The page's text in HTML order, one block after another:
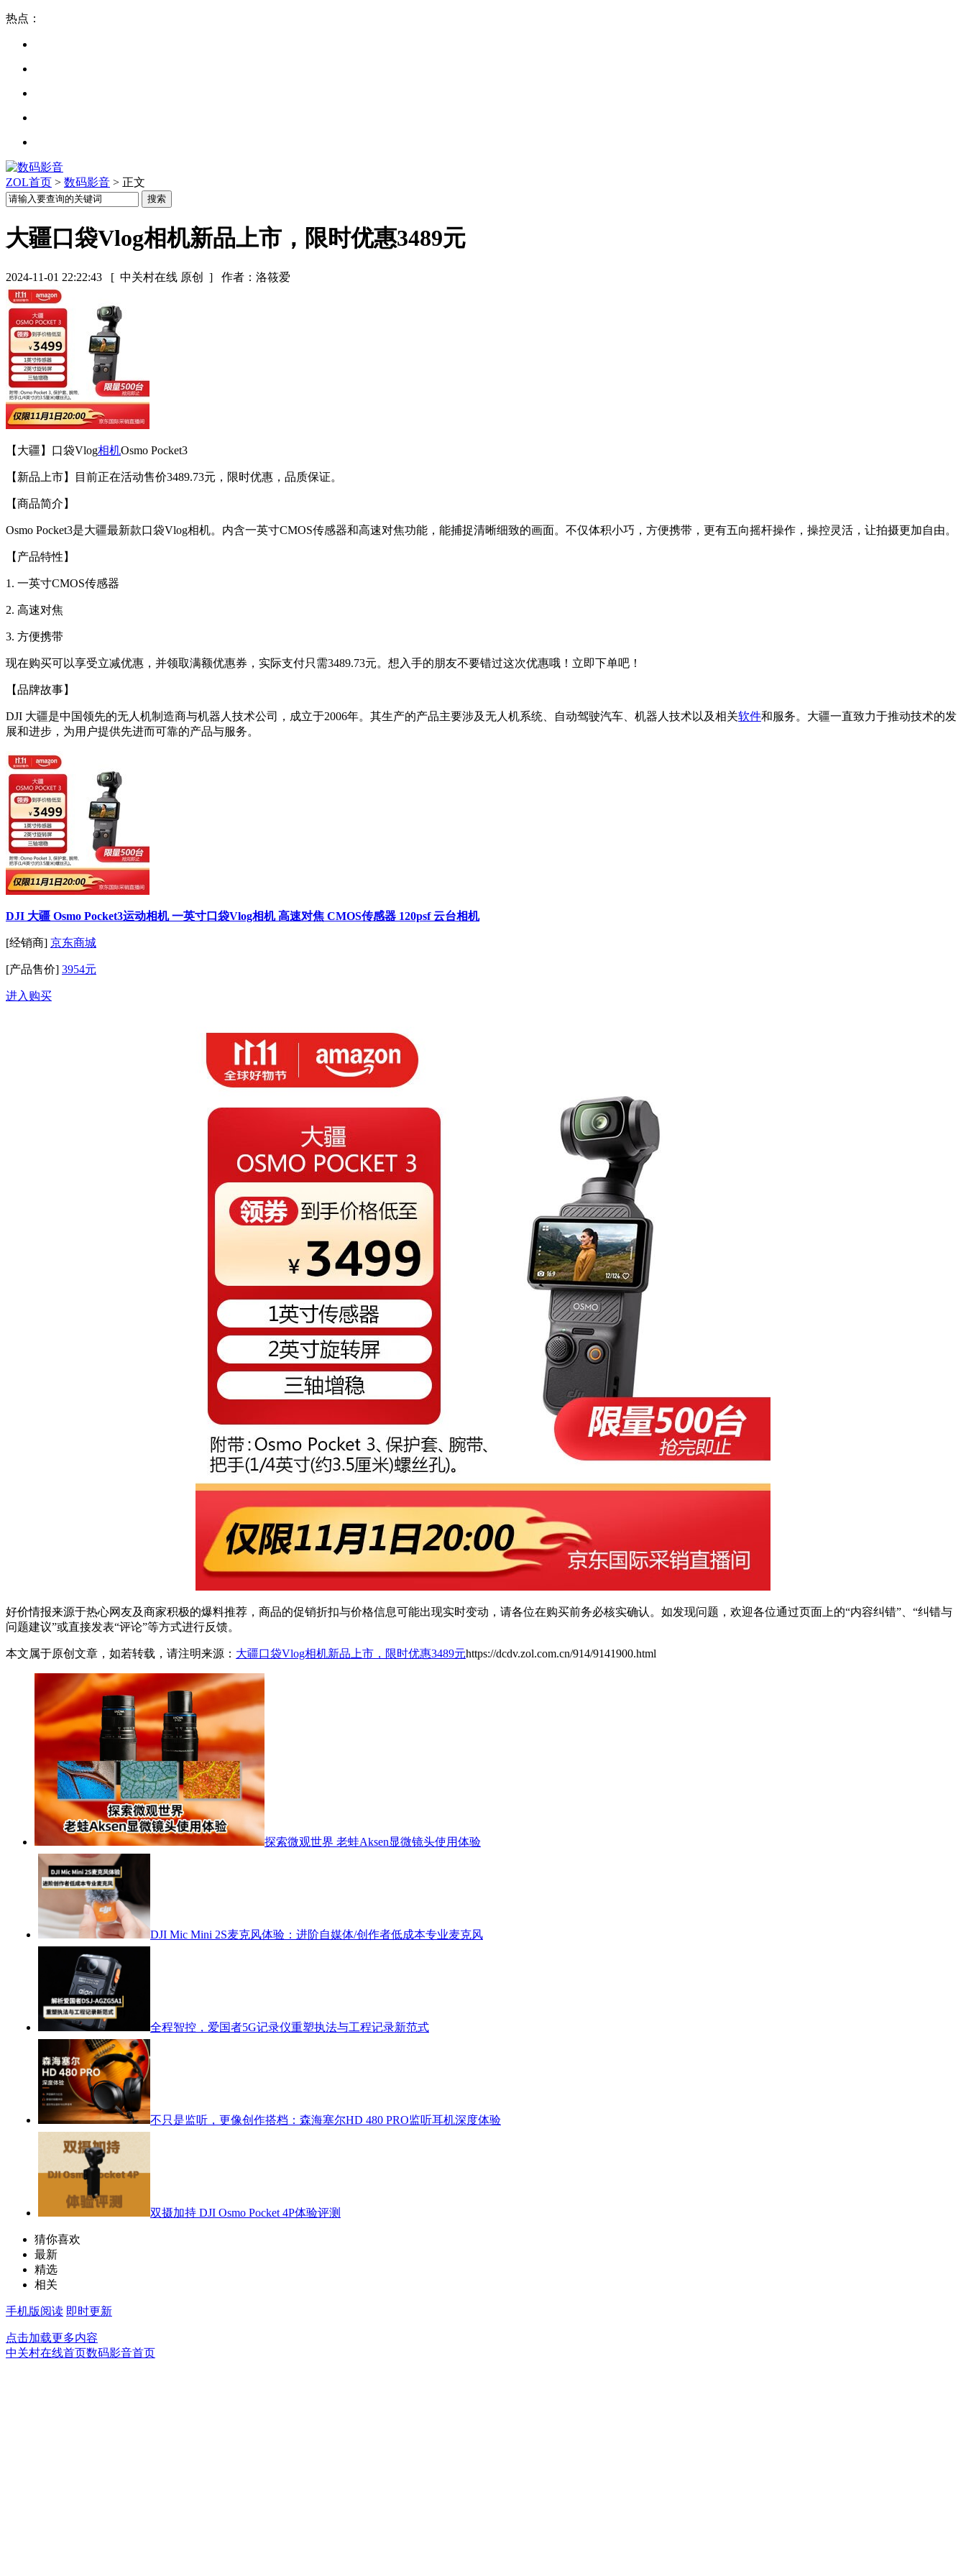
热点：
ZOL首页 > 数码影音 > 正文
大疆口袋Vlog相机新品上市，限时优惠3489元
2024-11-01 22:22:43 [ 中关村在线 原创 ] 作者：洛筱爱
【大疆】口袋Vlog相机Osmo Pocket3
【新品上市】目前正在活动售价3489.73元，限时优惠，品质保证。
【商品简介】
Osmo Pocket3是大疆最新款口袋Vlog相机。内含一英寸CMOS传感器和高速对焦功能，能捕捉清晰细致的画面。不仅体积小巧，方便携带，更有五向摇杆操作，操控灵活，让拍摄更加自由。
【产品特性】
1. 一英寸CMOS传感器
2. 高速对焦
3. 方便携带
现在购买可以享受立减优惠，并领取满额优惠券，实际支付只需3489.73元。想入手的朋友不要错过这次优惠哦！立即下单吧！
【品牌故事】
DJI 大疆是中国领先的无人机制造商与机器人技术公司，成立于2006年。其生产的产品主要涉及无人机系统、自动驾驶汽车、机器人技术以及相关软件和服务。大疆一直致力于推动技术的发
展和进步，为用户提供先进而可靠的产品与服务。
DJI 大疆 Osmo Pocket3运动相机 一英寸口袋Vlog相机 高速对焦 CMOS传感器 120psf 云台相机
[经销商] 京东商城
[产品售价] 3954元
进入购买
好价情报来源于热心网友及商家积极的爆料推荐，商品的促销折扣与价格信息可能出现实时变动，请各位在购买前务必核实确认。如发现问题，欢迎各位通过页面上的“内容纠错”、“纠错与
问题建议”或直接发表“评论”等方式进行反馈。
本文属于原创文章，如若转载，请注明来源： 大疆口袋Vlog相机新品上市，限时优惠3489元https://dcdv.zol.com.cn/914/9141900.html
探索微观世界 老蛙Aksen显微镜头使用体验
DJI Mic Mini 2S麦克风体验：进阶自媒体/创作者低成本专业麦克风
全程智控，爱国者5G记录仪重塑执法与工程记录新范式
不只是监听，更像创作搭档：森海塞尔HD 480 PRO监听耳机深度体验
双摄加持 DJI Osmo Pocket 4P体验评测
猜你喜欢
最新
精选
相关
手机版阅读 即时更新
点击加载更多内容
中关村在线首页数码影音首页